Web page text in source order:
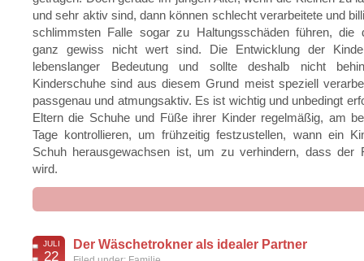
und sehr aktiv sind, dann können schlecht verarbeitete und
schlimmsten Falle sogar zu Haltungsschäden führen, die
ganz gewiss nicht wert sind. Die Entwicklung der
lebenslanger Bedeutung und sollte deshalb nicht
Kinderschuhe sind aus diesem Grund meist speziell
passgenau und atmungsaktiv. Es ist wichtig und unbedingt
Eltern die Schuhe und Füße ihrer Kinder regelmäßig, am
Tage kontrollieren, um frühzeitig festzustellen, wann ein
Schuh herausgewachsen ist, um zu verhindern, dass der
wird.
JULI
22
Der Wäschetrokner als idealer Partner